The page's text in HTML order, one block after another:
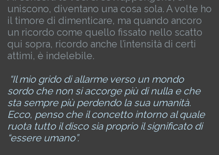
uniscono, diventano una cosa sola. A volte ho
il timore di dimenticare, ma quando ancoro
un ricordo come quello fissato nello scatto
qui sopra, ricordo anche l’intensità di certi
attimi, è indelebile.
“Il mio grido di allarme verso un mondo
sordo che non si accorge più di nulla e che
sta sempre più perdendo la sua umanità.
Ecco, penso che il concetto intorno al quale
ruota tutto il disco sia proprio il significato di
“essere umano”.